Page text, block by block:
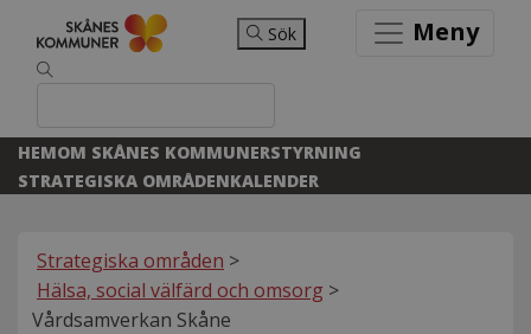
Sök Meny
HEMOM SKÅNES KOMMUNERSTYRNING
STRATEGISKA OMRÅDENKALENDER
Strategiska områden >
Hälsa, social välfärd och omsorg >
Vårdsamverkan Skåne